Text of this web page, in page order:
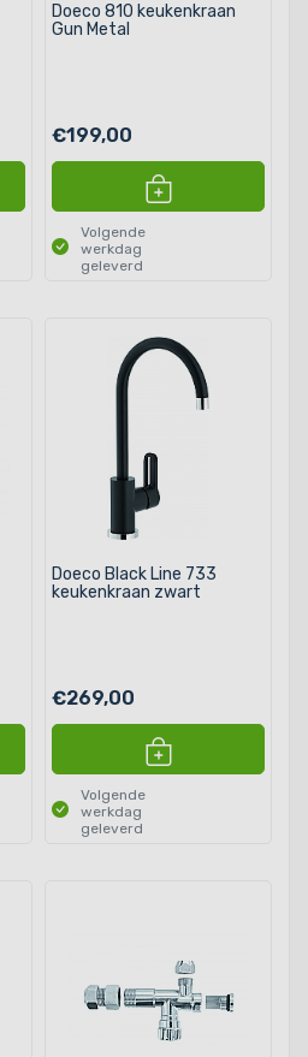
Doeco 810 keukenkraan
Gun Metal
€199,00
Volgende
werkdag
geleverd
Doeco Black Line 733
keukenkraan zwart
€269,00
Volgende
werkdag
geleverd